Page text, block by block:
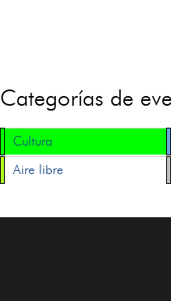
Categorías de
Cultura
Aire libre